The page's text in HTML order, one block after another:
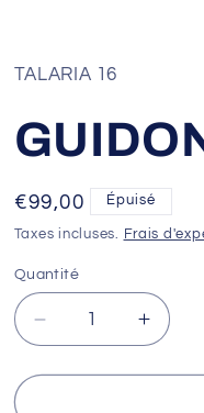
TALARIA 16
Prix
habituel
€99,00 Épuisé
Taxes incluses. Frais
Quantité
Réduire
la
quantité
la